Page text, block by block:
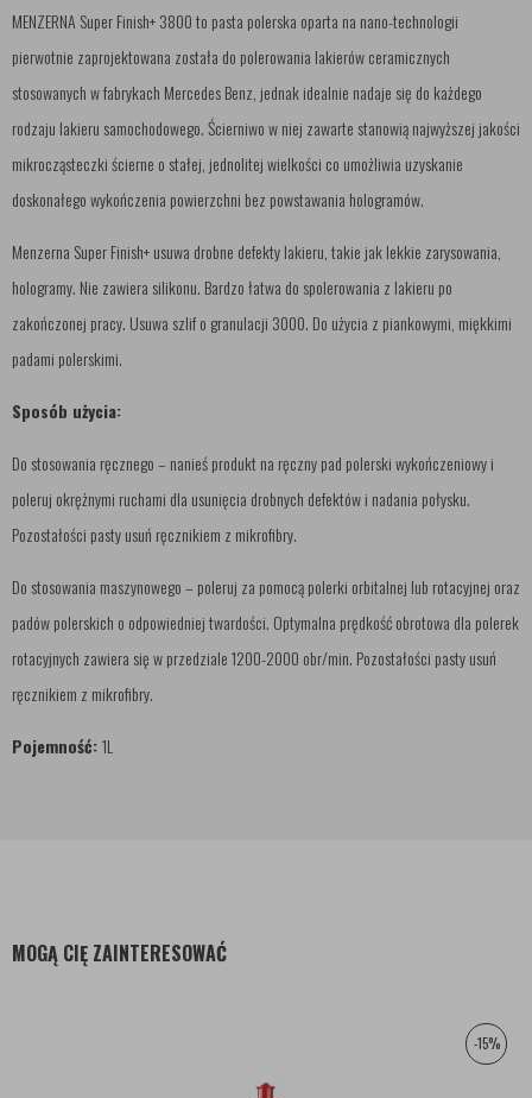
MENZERNA Super Finish+ 3800 to pasta polerska oparta na nano-technologii
pierwotnie zaprojektowana została do polerowania lakierów ceramicznych
stosowanych w fabrykach Mercedes Benz, jednak idealnie nadaje się do każdego
rodzaju lakieru samochodowego. Ścierniwo w niej zawarte stanowią najwyższej jakości
mikrocząsteczki ścierne o stałej, jednolitej wielkości co umożliwia uzyskanie
doskonałego wykończenia powierzchni bez powstawania hologramów.
Menzerna Super Finish+ usuwa drobne defekty lakieru, takie jak lekkie zarysowania,
hologramy. Nie zawiera silikonu. Bardzo łatwa do spolerowania z lakieru po
zakończonej pracy. Usuwa szlif o granulacji 3000. Do użycia z piankowymi, miękkimi
padami polerskimi.
Sposób użycia:
Do stosowania ręcznego – nanieś produkt na ręczny pad polerski wykończeniowy i
poleruj okrężnymi ruchami dla usunięcia drobnych defektów i nadania połysku.
Pozostałości pasty usuń ręcznikiem z mikrofibry.
Do stosowania maszynowego – poleruj za pomocą polerki orbitalnej lub rotacyjnej oraz
padów polerskich o odpowiedniej twardości. Optymalna prędkość obrotowa dla polerek
rotacyjnych zawiera się w przedziale 1200-2000 obr/min. Pozostałości pasty usuń
ręcznikiem z mikrofibry.
Pojemność:1L
MOGĄ CIĘ ZAINTERESOWAĆ
-15%